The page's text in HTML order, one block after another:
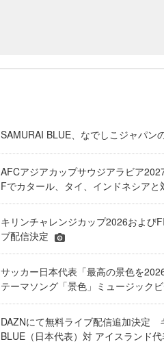
SAMURAI BLUE、なでしこジャパン
AFCアジアカップサウジアラビア
Fでカタール、タイ、インドネシアと
キリンチャレンジカップ2026および
ブ配信決定
サッカー日本代表「最高の景色を
テーマソング「景色」ミュージック
DAZNにて無料ライブ配信追加決定
BLUE（日本代表）対 アイスランド